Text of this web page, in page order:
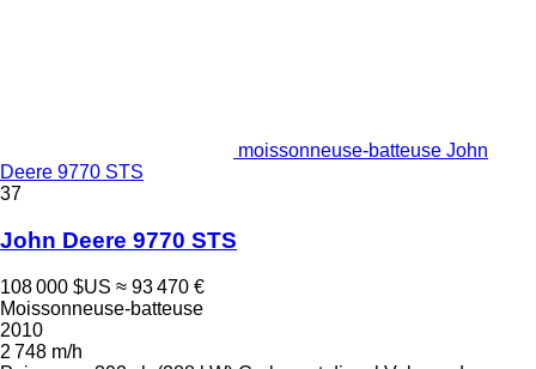
moissonneuse-batteuse John
Deere 9770 STS
37
John Deere 9770 STS
108 000 $US ≈ 93 470 €
Moissonneuse-batteuse
2010
2 748 m/h